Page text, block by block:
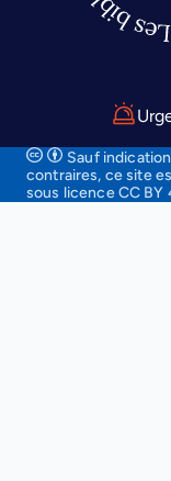
Sauf
contraires, ce site
sous licence CC BY